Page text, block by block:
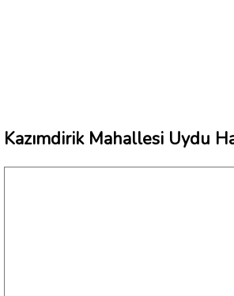
Kazımdirik Mahallesi Uydu